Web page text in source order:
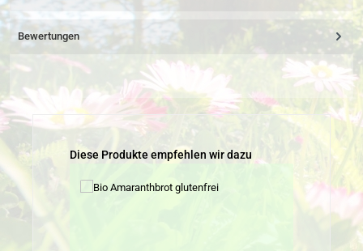
Bewertungen
Produktgalerie überspringen
Diese Produkte empfehlen wir dazu